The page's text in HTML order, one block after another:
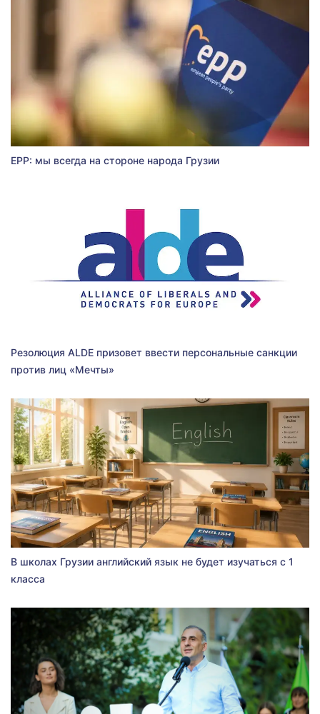
EPP: мы всегда на стороне народа Грузии
Резолюция ALDE призовет ввести персональные санкции
против лиц «Мечты»
В школах Грузии английский язык не будет изучаться с 1
класса